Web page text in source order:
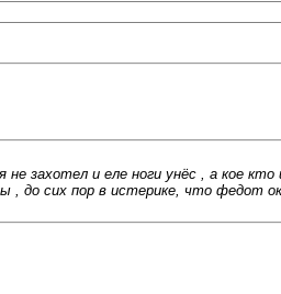
захотел и еле ноги унёс , а кое
, до сих пор в истерике, что